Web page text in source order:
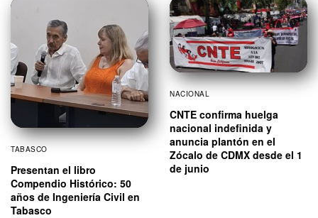
TABASCO
Presentan el libro
Compendio Histórico: 50
años de Ingeniería Civil en
Tabasco
NACIONAL
CNTE confirma huelga
nacional indefinida y
anuncia plantón en el
Zócalo de CDMX desde el 1
de junio